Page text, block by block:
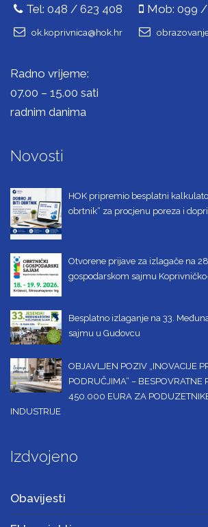
Tel: 048 / 623 408
Mob: 099
ok.koprivnica@hok.hr
Radno vrijeme:
07.00 – 15.00 sati
radnim danima
Novosti
HOK pripremio besplatni
obrtnik“ za procjenu poreza i
Otvorene prijave za izlagače na
gospodarskom sajmu
Besplatno izlaganje na 33.
sajmu u Gudovcu
OBJAVLJEN POZIV „INOVACIJE
PODRUČJIMA“ – BESPOVRATNE
450.000 EURA ZA
INDUSTRIJE
Izdvojeno
Obavijesti